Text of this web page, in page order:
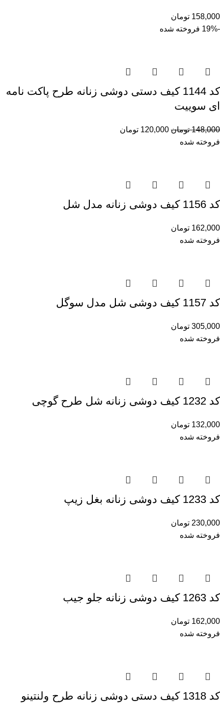
158,000 تومان
-19%
فروخته شده
کد 1144 کیف دستی دوشی زنانه طرح پاکت نامه
ای سوییت
148,000 تومان 120,000 تومان
فروخته شده
کد 1156 کیف دوشی زنانه مدل شل
162,000 تومان
فروخته شده
کد 1157 کیف دوشی شل مدل سوگل
305,000 تومان
فروخته شده
کد 1232 کیف دوشی زنانه شل طرح گوچی
132,000 تومان
فروخته شده
کد 1233 کیف دوشی زنانه بغل زیپ
230,000 تومان
فروخته شده
کد 1263 کیف دوشی زنانه جلو جیب
162,000 تومان
فروخته شده
کد 1318 کیف دستی دوشی زنانه طرح ولنتینو